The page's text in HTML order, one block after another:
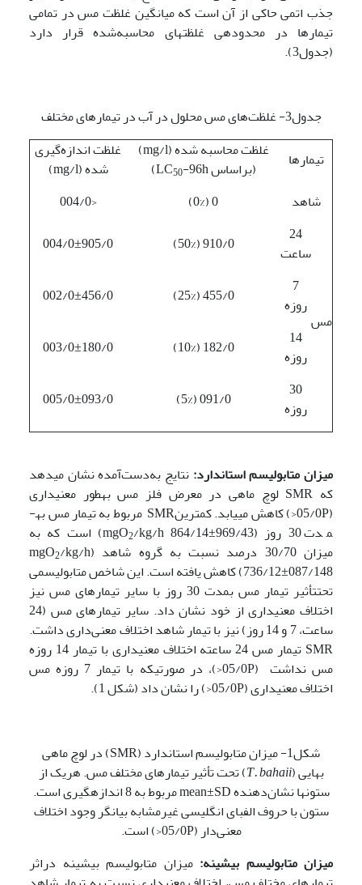
جذب اتمی حاکی از آن است که میانگین غلظت مس در تمامی
تیمارها در محدوده­ی غلظت­های محاسبه‌شده قرار دارد
(جدول3).
جدول3- غلظت‌های مس محلول در آب در تیمارهای مختلف
تیمارها
غلظت محاسبه شده (mg/l)
(براساس LC
50-96h)
غلظت اندازه‌گیری
شده (mg/l)
شاهد
0 (0%)
<004/0
مس
24
ساعت
910/0 (50%)
004/0±905/0
7
روزه
455/0 (25%)
002/0±456/0
14
روزه
182/0 (10%)
003/0±180/0
30
روزه
091/0 (5%)
005/0±093/0
میزان متابولیسم استاندارد: نتایج به‌دست‌آمده نشان می­دهد
که SMR لوچ ماهی در معرض فلز مس به­طور معنی­داری
(05/0P<) کاهش می­یابد. کمترینSMR مربوط به تیمار مس به­
مدت 30 روز (mgO
2
/kg/h 864/14±969/43) است که به
میزان 30/70 درصد نسبت به گروه شاهد (mgO
2/kg/h
736/12±087/148) کاهش‌ یافته است. این شاخص متابولیسمی
تحت­تأثیر تیمار مس بمدت 30 روز با سایر تیمارهای مس نیز
اختلاف معنی­داری از خود نشان داد. سایر تیمارهای مس (24
ساعت، 7 و 14 روز) نیز با تیمار شاهد اختلاف معنی‌داری داشت.
SMR تیمار مس 24 ساعته اختلاف معنی­داری با تیمار 14 روزه
مس نداشت (05/0P<)، در صورتی­که با تیمار 7 روزه مس
اختلاف معنی­داری (05/0P<) را نشان داد (شکل 1).
شکل1- میزان متابولیسم استاندارد (SMR) در لوچ ماهی
بهایی (T. bahaii) تحت تأثیر تیمارهای مختلف مس. هریک از
ستون­ها نشان‌دهنده mean±SD مربوط به 8 اندازه­گیری است.
ستون با حروف الفبای انگلیسی غیرمشابه بیانگر وجود اختلاف
معنی‌دار (05/0P<) است.
میزان متابولیسم بیشینه:میزان متابولیسم بیشینه دراثر